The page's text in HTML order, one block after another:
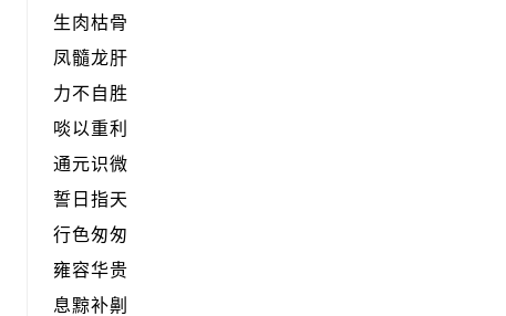
生肉枯骨
凤髓龙肝
力不自胜
啖以重利
通元识微
誓日指天
行色匆匆
雍容华贵
息黥补劓